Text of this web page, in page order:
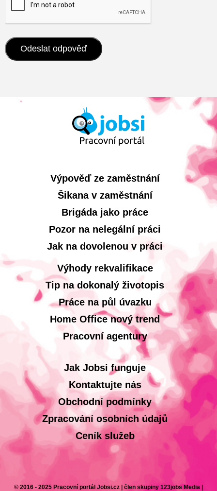
Výpověď ze zaměstnání
Šikana v zaměstnání
Brigáda jako práce
Pozor na nelegální práci
Jak na dovolenou v práci
Výhody rekvalifikace
Tip na dokonalý životopis
Práce na půl úvazku
Home Office nový trend
Pracovní agentury
Jak Jobsi funguje
Kontaktujte nás
Obchodní podmínky
Zpracování osobních údajů
Ceník služeb
© 2016 - 2025 Pracovní portál Jobsi.cz | člen skupiny 123jobs Media |